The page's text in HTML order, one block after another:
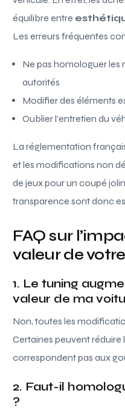
équilibre entre
Les erreurs fréquentes
Ne pas homologuer les
autorités
Modifier des éléments
Oublier l’entretien du
La réglementation
et les modifications non
de jeux pour un coupé
transparence sont donc
FAQ sur
valeur de
1. Le tuning
valeur de ma
Non, toutes les
Certaines peuvent réduire
correspondent pas aux
2. Faut-il
?